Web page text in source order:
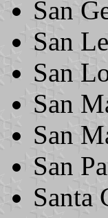
San
San
San
San
San
San
Santa